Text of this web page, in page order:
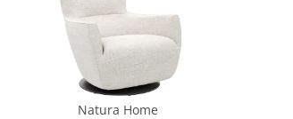
Natura Home